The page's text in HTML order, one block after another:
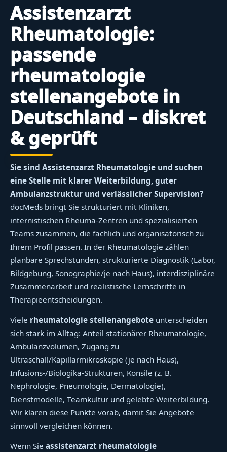
Assistenzarzt
Rheumatologie:
passende
rheumatologie
stellenangebote in
Deutschland – diskret
& geprüft
Sie sind Assistenzarzt Rheumatologie und suchen
eine Stelle mit klarer Weiterbildung, guter
Ambulanzstruktur und verlässlicher Supervision?
docMeds bringt Sie strukturiert mit Kliniken,
internistischen Rheuma-Zentren und spezialisierten
Teams zusammen, die fachlich und organisatorisch zu
Ihrem Profil passen. In der Rheumatologie zählen
planbare Sprechstunden, strukturierte Diagnostik (Labor,
Bildgebung, Sonographie/je nach Haus), interdisziplinäre
Zusammenarbeit und realistische Lernschritte in
Therapieentscheidungen.
Viele rheumatologie stellenangebote unterscheiden
sich stark im Alltag: Anteil stationärer Rheumatologie,
Ambulanzvolumen, Zugang zu
Ultraschall/Kapillarmikroskopie (je nach Haus),
Infusions-/Biologika-Strukturen, Konsile (z. B.
Nephrologie, Pneumologie, Dermatologie),
Dienstmodelle, Teamkultur und gelebte Weiterbildung.
Wir klären diese Punkte vorab, damit Sie Angebote
sinnvoll vergleichen können.
Wenn Sie assistenzarzt rheumatologie